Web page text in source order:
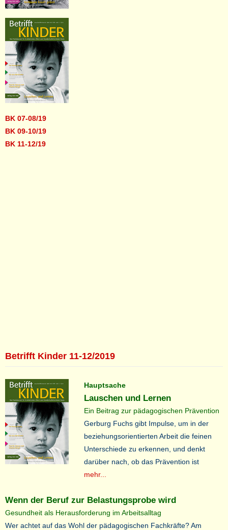
BK 07-08/19
BK 09-10/19
BK 11-12/19
Betrifft Kinder 11-12/2019
Hauptsache
Lauschen und Lernen
Ein Beitrag zur pädagogischen Prävention
Gerburg Fuchs gibt Impulse, um in der
beziehungsorientierten Arbeit die feinen
Unterschiede zu erkennen, und denkt
darüber nach, ob das Prävention ist
mehr...
Wenn der Beruf zur Belastungsprobe wird
Gesundheit als Herausforderung im Arbeitsalltag
Wer achtet auf das Wohl der pädagogischen Fachkräfte? Am